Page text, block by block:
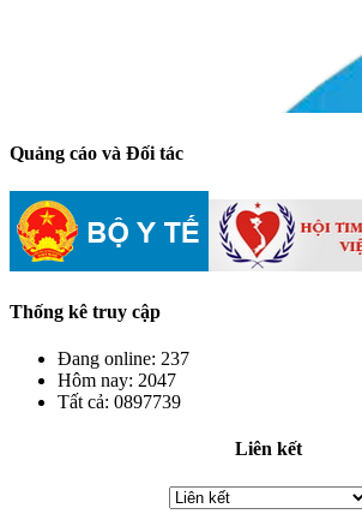
Quảng cáo và Đối tác
Thống kê truy cập
Đang online: 237
Hôm nay: 2047
Tất cả: 0897739
Liên kết